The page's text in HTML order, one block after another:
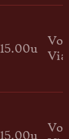
15.00u
15.00u